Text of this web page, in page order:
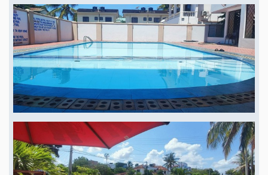
chambres sont équipées de placards. ➤ Pour mieux comprendre, il faut dire
que dans la plupart des appartements en Afrique ou même en Asie et en
Amérique, lorsque l'on entre dans un appartement, on arrive directement
dans le salon ; ce n'est pas le cas dans cet appartement et cela constitue
donc une particularité dans la mesure où nous avons une entrée et un
couloir. ➤ Les cages d'escalier sont très spacieuses, ce qui permet là aussi
de garder une certaine distance avec les voisins. ➤ Autre particularité, à
l'extérieur des deux blocs d'habitation se trouvent un petit restaurant, un
magasin d'eau potable, une pharmacie et une petite supérette, on a donc
pensé à tout ici. ➤ L'appartement est à vendre entièrement meublé ou
sans mobilier. Situation : Nyali est un quartier résidentiel et un sous-
quartier de la ville de Mombasa, situé sur la terre ferme au nord du district
de Mombasa. Nyi est relié à l'île de Mombasa par le New Nyali Bridge. Nyi
est connue pour ses nombreux hôtels et résidences haut de gamme aux
blanc, ce qui en fait une destination touristique très prisée des locaux et
des étrangers. Nyali, est considérée comme très sûre et l'aéroport
international (Moi Int.) est accessible en 30 minutes en taxi. ➤ Nyali est
une zone résidentielle prospère, bordée au nord et au nord-est par
Kongowea, à l'ouest par Mkomani et au sud par l'océan Indien. Il se
caractérise par une faible densité, des habitations de qualité, des centres
commerciaux ainsi que des stations balnéaires et des hôtels. ➤ Nyali